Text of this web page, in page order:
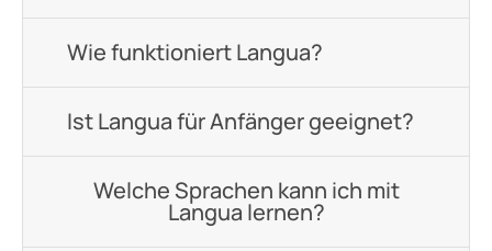
Wie funktioniert Langua?
Ist Langua für Anfänger geeignet?
Welche Sprachen kann ich mit
Langua lernen?